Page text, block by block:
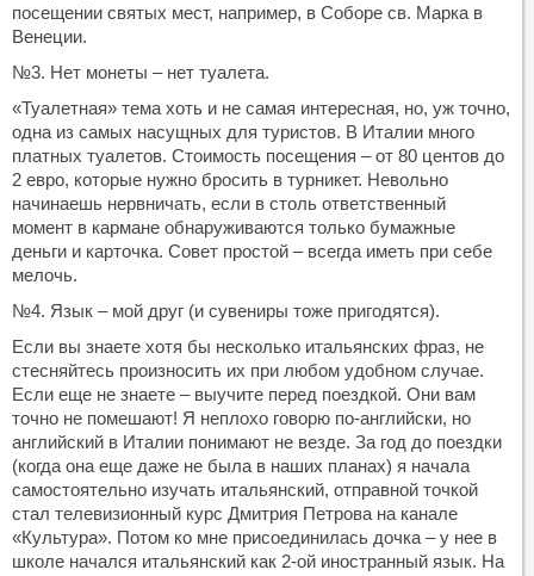
посещении святых мест, например, в Соборе св. Марка в
Венеции.
№3. Нет монеты – нет туалета.
«Туалетная» тема хоть и не самая интересная, но, уж точно,
одна из самых насущных для туристов. В Италии много
платных туалетов. Стоимость посещения – от 80 центов до
2 евро, которые нужно бросить в турникет. Невольно
начинаешь нервничать, если в столь ответственный
момент в кармане обнаруживаются только бумажные
деньги и карточка. Совет простой – всегда иметь при себе
мелочь.
№4. Язык – мой друг (и сувениры тоже пригодятся).
Если вы знаете хотя бы несколько итальянских фраз, не
стесняйтесь произносить их при любом удобном случае.
Если еще не знаете – выучите перед поездкой. Они вам
точно не помешают! Я неплохо говорю по-английски, но
английский в Италии понимают не везде. За год до поездки
(когда она еще даже не была в наших планах) я начала
самостоятельно изучать итальянский, отправной точкой
стал телевизионный курс Дмитрия Петрова на канале
«Культура». Потом ко мне присоединилась дочка – у нее в
школе начался итальянский как 2-ой иностранный язык. На